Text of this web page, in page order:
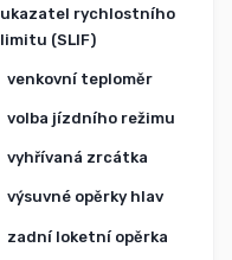
ukazatel rychlostního
limitu (SLIF)
venkovní teploměr
volba jízdního režimu
vyhřívaná zrcátka
výsuvné opěrky hlav
zadní loketní opěrka